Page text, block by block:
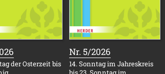
der Osterzeit bis
Nr. 5/2026
14. Sonntag im Jahreskreis
bis 23. Sonntag im